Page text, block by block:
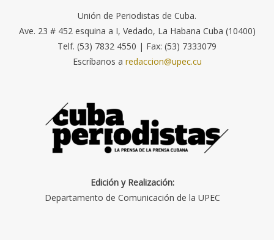
Unión de Periodistas de Cuba.
Ave. 23 # 452 esquina a I, Vedado, La Habana Cuba (10400)
Telf. (53) 7832 4550 | Fax: (53) 7333079
Escríbanos a redaccion@upec.cu
Edición y Realización:
Departamento de Comunicación de la UPEC